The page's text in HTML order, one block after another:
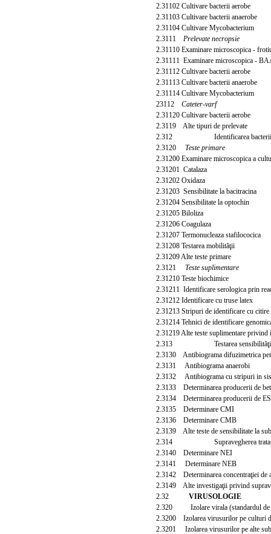
2.31102 Cultivare bacterii aerobe
2.31103 Cultivare bacterii anaerobe
2.31104 Cultivare Mycobacterium
2.3111 Prelevate necropsie
2.31110 Examinare microscopica -
2.31111 Examinare microscopica -
2.31112 Cultivare bacterii aerobe
2.31113 Cultivare bacterii anaerobe
2.31114 Cultivare Mycobacterium
23112 Cateter-varf
2.31120 Cultivare bacterii aerobe
2.3119 Alte tipuri de prelevate
2.312 Identificarea
2.3120 Teste primare
2.31200 Examinare microscopica a
2.31201 Catalaza
2.31202 Oxidaza
2.31203 Sensibilitate la bacitracina
2.31204 Sensibilitate la optochin
2.31205 Biloliza
2.31206 Coagulaza
2.31207 Termonucleaza stafilococica
2.31208 Testarea mobilităţii
2.31209 Alte teste primare
2.3121 Teste suplimentare
2.31210 Teste biochimice
2.31211 Identificare serologica prin
2.31212 Identificare cu truse latex
2.31213 Stripuri de identificare cu citire
2.31214 Tehnici de identificare
2.31219 Alte teste suplimentare privind
2.313 Testarea
2.3130 Antibiograma difuzimetrica
2.3131 Antibiograma anaerobi
2.3132 Antibiograma cu stripuri in
2.3133 Determinarea producerii de
2.3134 Determinarea producerii de
2.3135 Determinare CMI
2.3136 Determinare CMB
2.3139 Alte teste de sensibilitate la
2.314 Supravegherea
2.3140 Determinare NEI
2.3141 Determinare NEB
2.3142 Determinarea concentraţiei de
2.3149 Alte investigaţii privind
2.32 VIRUSOLOGIE
2.320 Izolare virala (standardul de
2.3200 Izolarea virusurilor pe culturi
2.3201 Izolarea virusurilor pe alte